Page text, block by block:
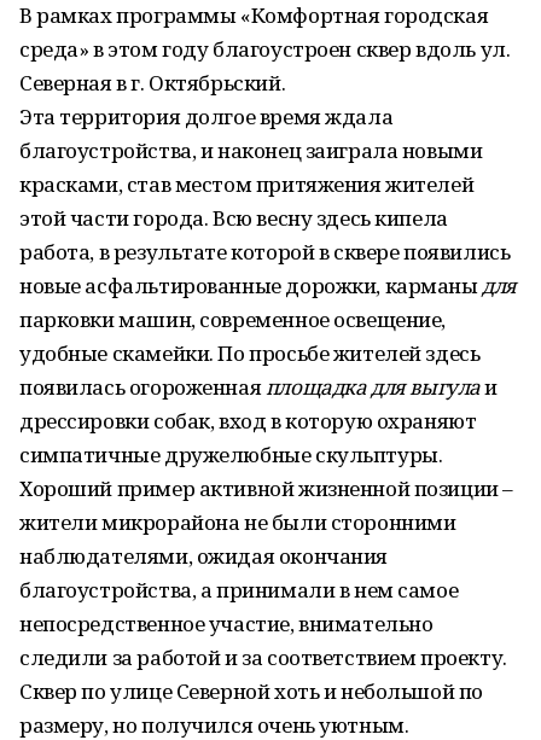
В рамках программы «Комфортная городская
среда» в этом году благоустроен сквер вдоль ул.
Северная в г. Октябрьский.
Эта территория долгое время ждала
благоустройства, и наконец заиграла новыми
красками, став местом притяжения жителей
этой части города. Всю весну здесь кипела
работа, в результате которой в сквере появились
новые асфальтированные дорожки, карманыдля
парковки машин, современное освещение,
удобные скамейки. По просьбе жителей здесь
появилась огороженнаяплощадкадлявыгулаи
дрессировки собак, вход в которую охраняют
симпатичные дружелюбные скульптуры.
Хороший пример активной жизненной позиции –
жители микрорайона не были сторонними
наблюдателями, ожидая окончания
благоустройства, а принимали в нем самое
непосредственное участие, внимательно
следили за работой и за соответствием проекту.
Сквер по улице Северной хоть и небольшой по
размеру, но получился очень уютным.